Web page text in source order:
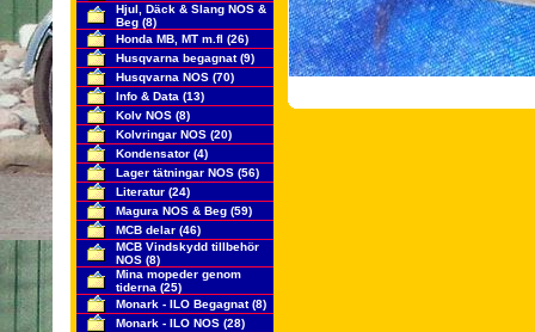
Hjul, Däck & Slang NOS &
Beg(8)
Honda MB, MT m.fl (26)
Husqvarna begagnat(9)
Husqvarna NOS(70)
Info & Data (13)
Kolv NOS(8)
Kolvringar NOS(20)
Kondensator(4)
Lager tätningar NOS(56)
Literatur(24)
Magura NOS & Beg(59)
MCB delar(46)
MCB Vindskydd tillbehör
NOS(8)
Mina mopeder genom
tiderna (25)
Monark - ILO Begagnat(8)
Monark - ILO NOS(28)